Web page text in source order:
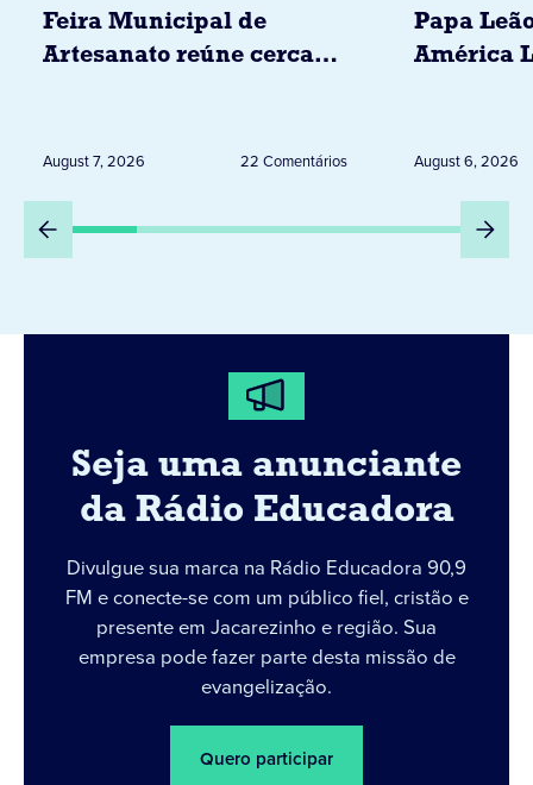
Feira Municipal de
Artesanato reúne cerca
August 7, 2026 22 Comentários
Papa
América
Peru
August 6, 2026
Seja uma anunciante
da Rádio Educadora
Divulgue sua marca na Rádio Educadora 90,9
FM e conecte-se com um público fiel, cristão e
presente em Jacarezinho e região. Sua
empresa pode fazer parte desta missão de
evangelização.
Quero participar